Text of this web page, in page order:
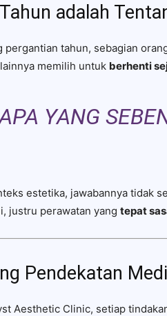
adalah
pergantian tahun, sebagian
memilih untuk berhenti
YANG
estetika, jawabannya tidak
justru perawatan yang tepat
Pendekatan
Aesthetic Clinic, setiap